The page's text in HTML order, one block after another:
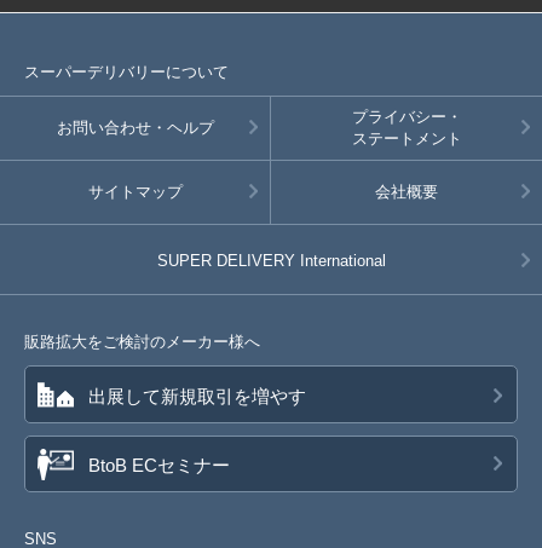
スーパーデリバリーについて
お問い合わせ・ヘルプ
プライバシー・
ステートメント
サイトマップ 会社概要
SUPER DELIVERY International
販路拡大をご検討のメーカー様へ
出展して新規取引を増やす
BtoB ECセミナー
SNS